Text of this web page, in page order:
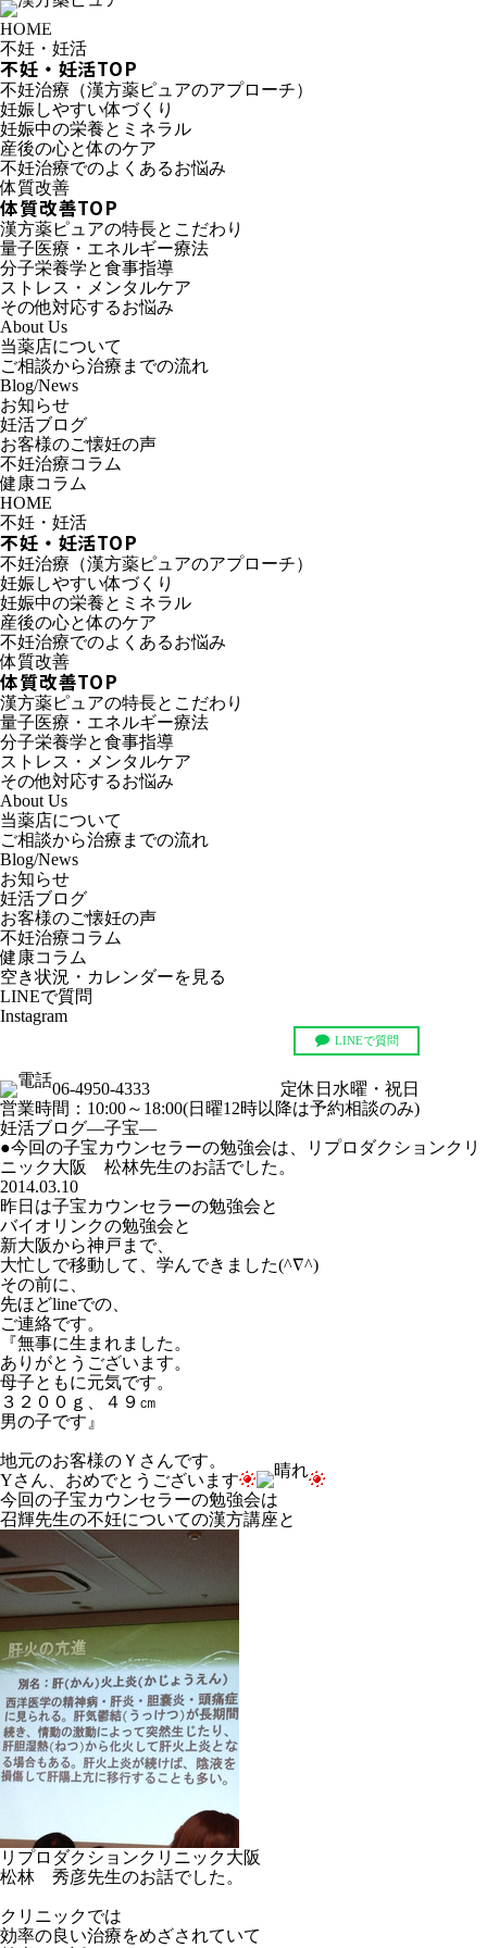
HOME
不妊・妊活
不妊・妊活TOP
不妊治療（漢方薬ピュアのアプローチ）
妊娠しやすい体づくり
妊娠中の栄養とミネラル
産後の心と体のケア
不妊治療でのよくあるお悩み
体質改善
体質改善TOP
漢方薬ピュアの特長とこだわり
量子医療・エネルギー療法
分子栄養学と食事指導
ストレス・メンタルケア
その他対応するお悩み
About Us
当薬店について
ご相談から治療までの流れ
Blog/News
お知らせ
妊活ブログ
お客様のご懐妊の声
不妊治療コラム
健康コラム
HOME
不妊・妊活
不妊・妊活TOP
不妊治療（漢方薬ピュアのアプローチ）
妊娠しやすい体づくり
妊娠中の栄養とミネラル
産後の心と体のケア
不妊治療でのよくあるお悩み
体質改善
体質改善TOP
漢方薬ピュアの特長とこだわり
量子医療・エネルギー療法
分子栄養学と食事指導
ストレス・メンタルケア
その他対応するお悩み
About Us
当薬店について
ご相談から治療までの流れ
Blog/News
お知らせ
妊活ブログ
お客様のご懐妊の声
不妊治療コラム
健康コラム
空き状況・カレンダーを見る
LINEで質問
Instagram
LINEで質問
06-4950-4333 定休日 水曜・祝日
営業時間：10:00～18:00(日曜12時以降は予約相談のみ)
妊活ブログ—子宝—
●今回の子宝カウンセラーの勉強会は、リプロダクションクリ
ニック大阪 松林先生のお話でした。
2014.03.10
昨日は子宝カウンセラーの勉強会と
バイオリンクの勉強会と
新大阪から神戸まで、
大忙しで移動して、学んできました(^∇^)
その前に、
先ほどlineでの、
ご連絡です。
『無事に生まれました。
ありがとうございます。
母子ともに元気です。
３２００ｇ、４９㎝
男の子です』
地元のお客様のＹさんです。
Yさん、おめでとうございます
今回の子宝カウンセラーの勉強会は
召輝先生の不妊についての漢方講座と
リプロダクションクリニック大阪
松林 秀彦先生のお話でした。
クリニックでは
効率の良い治療をめざされていて